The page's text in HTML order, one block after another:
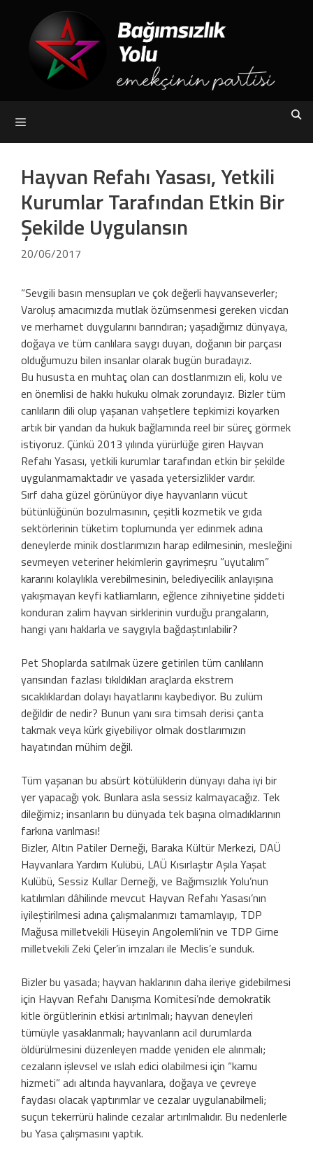
content
Hayvan Refahı Yasası, Yetkili
Kurumlar Tarafından Etkin Bir
Şekilde Uygulansın
20/06/2017
“Sevgili basın mensupları ve çok değerli hayvanseverler;
Varoluş amacımızda mutlak özümsenmesi gereken vicdan
ve merhamet duygularını barındıran; yaşadığımız dünyaya,
doğaya ve tüm canlılara saygı duyan, doğanın bir parçası
olduğumuzu bilen insanlar olarak bugün buradayız.
Bu hususta en muhtaç olan can dostlarımızın eli, kolu ve
en önemlisi de hakkı hukuku olmak zorundayız. Bizler tüm
canlıların dili olup yaşanan vahşetlere tepkimizi koyarken
artık bir yandan da hukuk bağlamında reel bir süreç görmek
istiyoruz. Çünkü 2013 yılında yürürlüğe giren Hayvan
Refahı Yasası, yetkili kurumlar tarafından etkin bir şekilde
uygulanmamaktadır ve yasada yetersizlikler vardır.
Sırf daha güzel görünüyor diye hayvanların vücut
bütünlüğünün bozulmasının, çeşitli kozmetik ve gıda
sektörlerinin tüketim toplumunda yer edinmek adına
deneylerde minik dostlarımızın harap edilmesinin, mesleğini
sevmeyen veteriner hekimlerin gayrimeşru ”uyutalım”
kararını kolaylıkla verebilmesinin, belediyecilik anlayışına
yakışmayan keyfi katliamların, eğlence zihniyetine şiddeti
konduran zalim hayvan sirklerinin vurduğu prangaların,
hangi yanı haklarla ve saygıyla bağdaştırılabilir?
Pet Shoplarda satılmak üzere getirilen tüm canlıların
yarısından fazlası tıkıldıkları araçlarda ekstrem
sıcaklıklardan dolayı hayatlarını kaybediyor. Bu zulüm
değildir de nedir? Bunun yanı sıra timsah derisi çanta
takmak veya kürk giyebiliyor olmak dostlarımızın
hayatından mühim değil.
Tüm yaşanan bu absürt kötülüklerin dünyayı daha iyi bir
yer yapacağı yok. Bunlara asla sessiz kalmayacağız. Tek
dileğimiz; insanların bu dünyada tek başına olmadıklarının
farkına varılması!
Bizler, Altın Patiler Derneği, Baraka Kültür Merkezi, DAÜ
Hayvanlara Yardım Kulübü, LAÜ Kısırlaştır Aşıla Yaşat
Kulübü, Sessiz Kullar Derneği, ve Bağımsızlık Yolu’nun
katılımları dâhilinde mevcut Hayvan Refahı Yasası’nın
iyileştirilmesi adına çalışmalarımızı tamamlayıp, TDP
Mağusa milletvekili Hüseyin Angolemli’nin ve TDP Girne
milletvekili Zeki Çeler’in imzaları ile Meclis’e sunduk.
Bizler bu yasada; hayvan haklarının daha ileriye gidebilmesi
için Hayvan Refahı Danışma Komitesi’nde demokratik
kitle örgütlerinin etkisi artırılmalı; hayvan deneyleri
tümüyle yasaklanmalı; hayvanların acil durumlarda
öldürülmesini düzenleyen madde yeniden ele alınmalı;
cezaların işlevsel ve ıslah edici olabilmesi için “kamu
hizmeti” adı altında hayvanlara, doğaya ve çevreye
faydası olacak yaptırımlar ve cezalar uygulanabilmeli;
suçun tekerrürü halinde cezalar artırılmalıdır. Bu nedenlerle
bu Yasa çalışmasını yaptık.